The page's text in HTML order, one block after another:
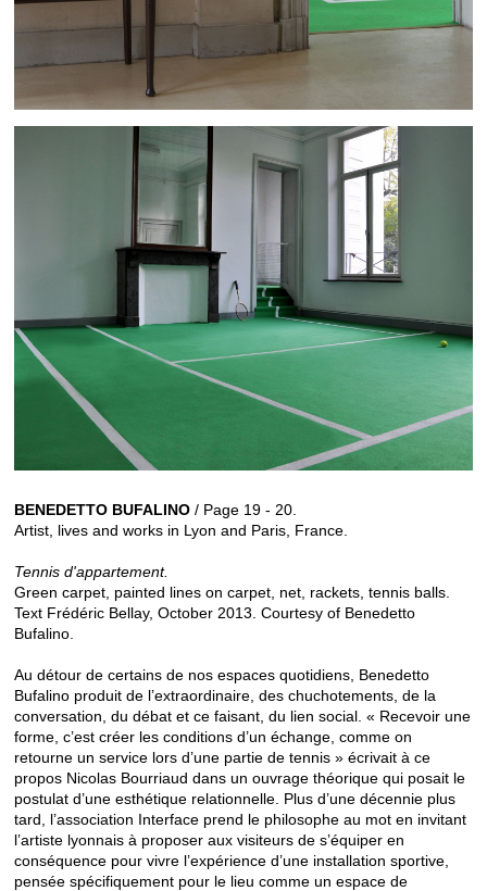
BENEDETTO BUFALINO / Page 19 - 20.
Artist, lives and works in Lyon and Paris, France.
Tennis d'appartement.
Green carpet, painted lines on carpet, net, rackets, tennis balls.
Text Frédéric Bellay, October 2013. Courtesy of Benedetto
Bufalino.
Au détour de certains de nos espaces quotidiens, Benedetto
Bufalino produit de l’extraordinaire, des chuchotements, de la
conversation, du débat et ce faisant, du lien social. « Recevoir une
forme, c’est créer les conditions d’un échange, comme on
retourne un service lors d’une partie de tennis » écrivait à ce
propos Nicolas Bourriaud dans un ouvrage théorique qui posait le
postulat d’une esthétique relationnelle. Plus d’une décennie plus
tard, l’association Interface prend le philosophe au mot en invitant
l’artiste lyonnais à proposer aux visiteurs de s’équiper en
conséquence pour vivre l’expérience d’une installation sportive,
pensée spécifiquement pour le lieu comme un espace de